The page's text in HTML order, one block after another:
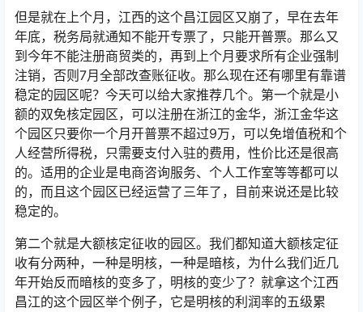
但是就在上个月，江西的这个昌江园区又崩了，早在去年
年底，税务局就通知不能开专票了，只能开普票。那么又
到今年不能注册商贸类的，再到上个月要求所有企业强制
注销，否则7月全部改查账征收。那么现在还有哪里有靠谱
稳定的园区呢？今天可以给大家推荐几个。第一个就是小
额的双免核定园区，可以注册在浙江的金华，浙江金华这
个园区只要你一个月开普票不超过9万，可以免增值税和个
人经营所得税，只需要支付入驻的费用，性价比还是很高
的。适用的企业是电商咨询服务、个人工作室等等都可以
的，而且这个园区已经运营了三年了，目前来说还是比较
稳定的。
第二个就是大额核定征收的园区。我们都知道大额核定征
收有分两种，一种是明核，一种是暗核，为什么我们近几
年开始反而暗核的变多了，明核的变少了？就拿这个江西
昌江的这个园区举个例子，它是明核的利润率的五级累